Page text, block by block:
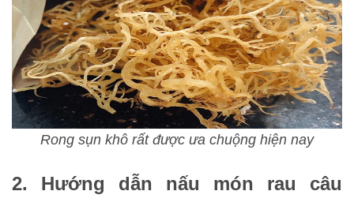
Rong sụn khô rất được ưa chuộng hiện nay
2. Hướng dẫn nấu món rau câu